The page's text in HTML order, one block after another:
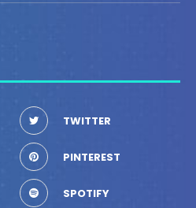
TWITTER
PINTEREST
SPOTIFY